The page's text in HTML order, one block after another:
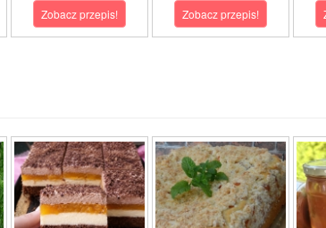
Zobacz przepis! Zobacz przepis!